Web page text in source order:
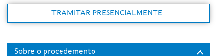
TRAMITAR PRESENCIALMENTE